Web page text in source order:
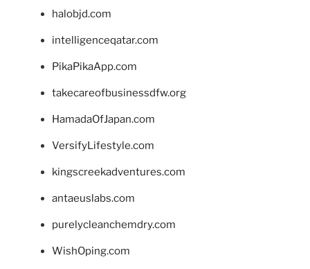
halobjd.com
intelligenceqatar.com
PikaPikaApp.com
takecareofbusinessdfw.org
HamadaOfJapan.com
VersifyLifestyle.com
kingscreekadventures.com
antaeuslabs.com
purelycleanchemdry.com
WishOping.com